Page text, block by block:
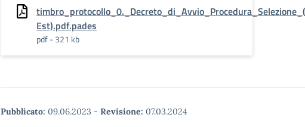
Est).pdf.pades
pdf - 321 kb
Pubblicato: 09.06.2023 - Revisione: 07.03.2024